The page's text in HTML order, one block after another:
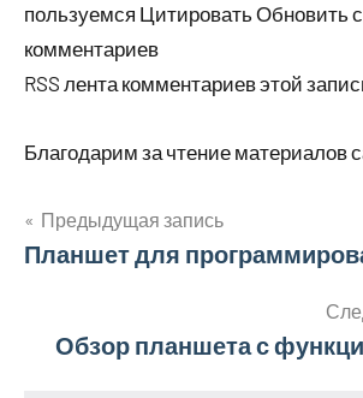
пользуемся Цитировать Обновить
комментариев
RSS лента комментариев этой
Благодарим за чтение материалов
Навигация
записям
Предыдущая запись
Планшет для
Обзор планшета с